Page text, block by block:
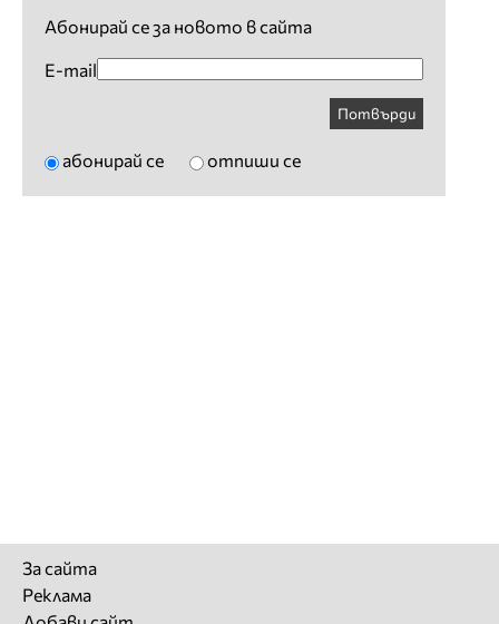
Абонирай се за новото в сайта
E-mail
Потвърди
абонирай се отпиши се
За сайта
Реклама